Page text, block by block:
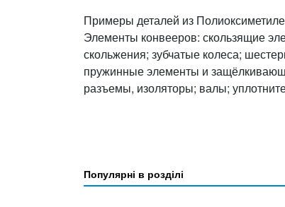
Примеры деталей из
Элементы конвееров: скользящие
скольжения; зубчатые колеса;
пружинные элементы и
разъемы, изоляторы; валы;
Популярні в розділі